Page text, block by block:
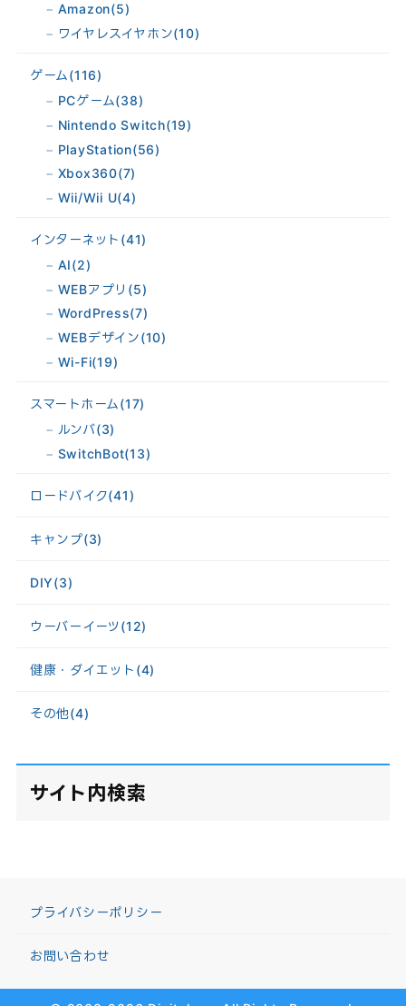
Amazon(5)
ワイヤレスイヤホン(10)
ゲーム(116)
PCゲーム(38)
Nintendo Switch(19)
PlayStation(56)
Xbox360(7)
Wii/Wii U(4)
インターネット (41)
AI(2)
WEBアプリ (5)
WordPress(7)
WEBデザイン(10)
Wi-Fi(19)
スマートホーム(17)
ルンバ(3)
SwitchBot(13)
ロードバイク(41)
キャンプ(3)
DIY(3)
ウーバーイーツ(12)
健康・ダイエット (4)
その他(4)
サイト内検索
プライバシーポリシー
お問い合わせ